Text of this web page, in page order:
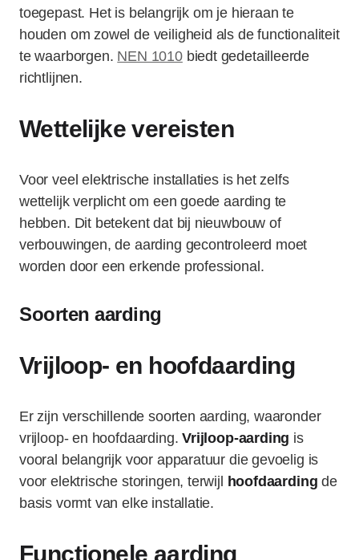
toegepast. Het is belangrijk om je hieraan te
houden om zowel de veiligheid als de functionaliteit
te waarborgen. NEN 1010biedt gedetailleerde
richtlijnen.
Wettelijke vereisten
Voor veel elektrische installaties is het zelfs
wettelijk verplicht om een goede aarding te
hebben. Dit betekent dat bij nieuwbouw of
verbouwingen, de aarding gecontroleerd moet
worden door een erkende professional.
Soorten aarding
Vrijloop- en hoofdaarding
Er zijn verschillende soorten aarding, waaronder
vrijloop- en hoofdaarding.Vrijloop-aarding is
vooral belangrijk voor apparatuur die gevoelig is
voor elektrische storingen, terwijl
hoofdaarding de
basis vormt van elke installatie.
Functionele aarding